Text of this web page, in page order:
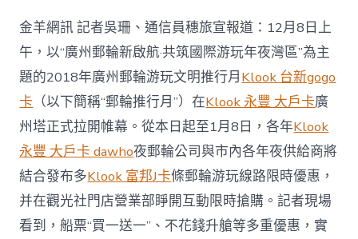
產
品
掃
貨
好
時
機，
廣
klook
客
路
信
譽
卡
金羊網訊 記者吳珊、通信員穗旅宣報道：12月8日上
午，以“廣州郵輪新啟航·共筑國際游玩年夜灣區”為主
題的2018年廣州郵輪游玩文明推行月Klook 台新gogo
卡 （以下簡稱“郵輪推行月”）在Klook 永豐 大戶卡廣
州塔正式拉開帷幕。從本日起至1月8日，各年Klook
永豐 大戶卡 dawho夜郵輪公司與市內各年夜供給商將
結合發布多Klook 富邦J卡條郵輪游玩線路限時優惠，
并在觀光社門店營業部睜開互動限時搶購。記者現場
看到，船票“買一送一”、不花錢升艙等多重優惠，實